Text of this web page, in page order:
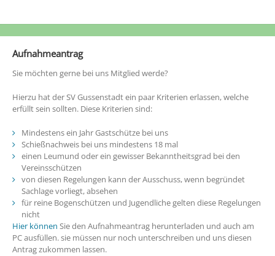
Aufnahmeantrag
Sie möchten gerne bei uns Mitglied werde?
Hierzu hat der SV Gussenstadt ein paar Kriterien erlassen, welche
erfüllt sein sollten. Diese Kriterien sind:
Mindestens ein Jahr Gastschütze bei uns
Schießnachweis bei uns mindestens 18 mal
einen Leumund oder ein gewisser Bekanntheitsgrad bei den
Vereinsschützen
von diesen Regelungen kann der Ausschuss, wenn begründet
Sachlage vorliegt, absehen
für reine Bogenschützen und Jugendliche gelten diese Regelungen
nicht
Hier können Sie den Aufnahmeantrag herunterladen und auch am
PC ausfüllen. sie müssen nur noch unterschreiben und uns diesen
Antrag zukommen lassen.